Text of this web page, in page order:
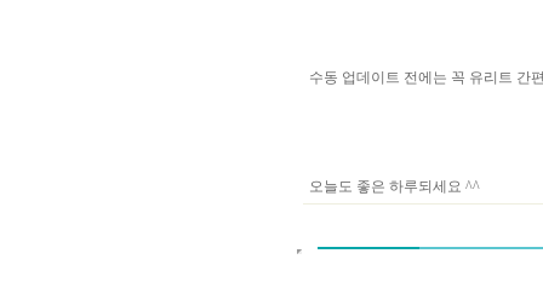
수동 업데이트 전에는 꼭 유리트 간
오늘도 좋은 하루되세요 ^^